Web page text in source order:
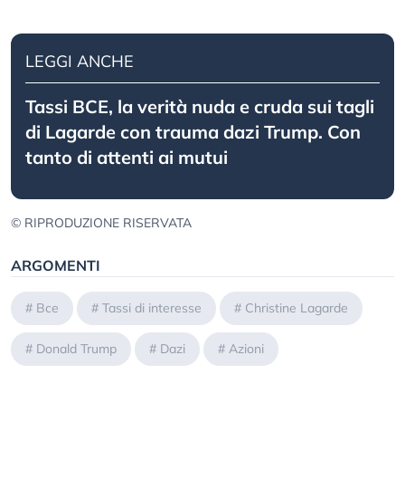
LEGGI ANCHE
Tassi BCE, la verità nuda e cruda sui tagli
di Lagarde con trauma dazi Trump. Con
tanto di attenti ai mutui
© RIPRODUZIONE RISERVATA
ARGOMENTI
# Bce # Tassi di interesse # Christine Lagarde
# Donald Trump # Dazi # Azioni